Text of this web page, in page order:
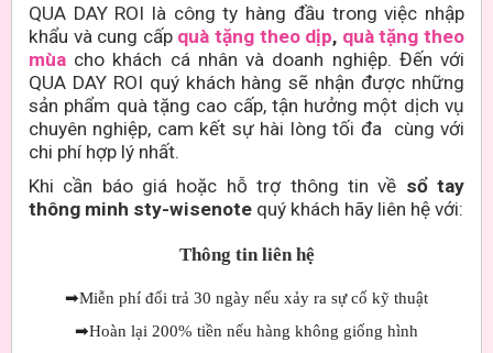
QUA DAY ROI là công ty hàng đầu trong việc nhập
khẩu và cung cấp quà tặng theo dịp, quà tặng theo
mùa cho khách cá nhân và doanh nghiệp. Đến với
QUA DAY ROI quý khách hàng sẽ nhận được những
sản phẩm quà tặng cao cấp, tận hưởng một dịch vụ
chuyên nghiệp, cam kết sự hài lòng tối đa cùng với
chi phí hợp lý nhất.
Khi cần báo giá hoặc hỗ trợ thông tin về sổ tay
thông minh sty-wisenote quý khách hãy liên hệ với:
Thông tin liên hệ
➡Miễn phí đổi trả 30 ngày nếu xảy ra sự cố kỹ thuật
➡Hoàn lại 200% tiền nếu hàng không giống hình